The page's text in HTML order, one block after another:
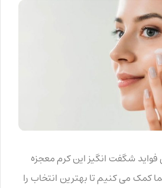
فواید شگفت انگیز این کرم معجزه
کمک می کنیم تا بهترین انتخاب را